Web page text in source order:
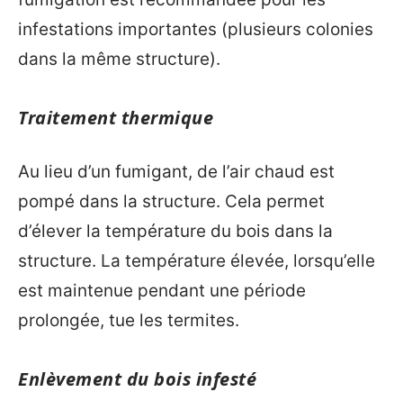
infestations importantes (plusieurs colonies
dans la même structure).
Traitement thermique
Au lieu d’un fumigant, de l’air chaud est
pompé dans la structure. Cela permet
d’élever la température du bois dans la
structure. La température élevée, lorsqu’elle
est maintenue pendant une période
prolongée, tue les termites.
Enlèvement du bois infesté